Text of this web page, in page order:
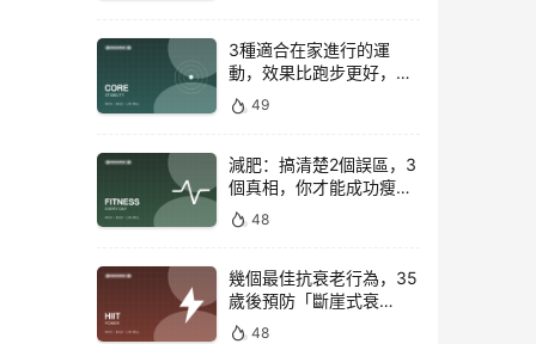
3種適合在家進行的運
動，效果比跑步更好，是
公認的脂肪殺手！
49
減肥：搞清楚2個誤區，3
個真相，你才能成功瘦下
來！48
幾個最佳抗衰老行為，35
歲後預防「斷崖式衰
老」！
48